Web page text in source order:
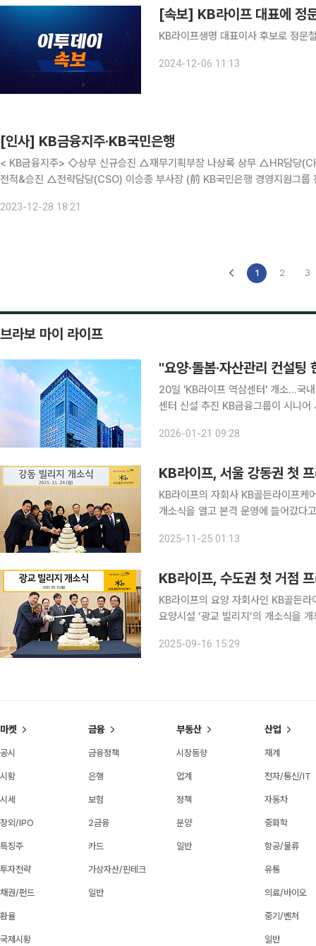
[속보] KB라이프 대표에 정
KB라이프생명 대표이사 후보로 정문
2024-12-06 11:13
[인사] KB금융지주·KB국민은행
< KB금융지주> ◇상무 신규승진 △재무기획부장 나상록 상무 △HR담당(CHO)
전적&승진 △전략담당(CSO) 이승종 부사장 (前 KB국민은행 경영지원그
2023-12-28 18:21
1 2 3
브라보 마이 라이프
20일 'KB라이프 역삼센터' 개소…국내
센터 신설 추진 KB금융그룹이 시니어 서비스를 통합적으로 제공하는 공간을 신설했다. 21일 KB금
고, 생활의 편의를 높이는 기술과 전
2026-01-21 09:28
KB라이프, 서울 강동권 첫
KB라이프의 자회사 KB골든라이프케
개소식을 열고 본격 운영에 들어갔다고 24일 밝혔다. 이번 개소로 KB
입지적 장점을 바탕으로, 어르신들이
2025-11-25 01:13
KB라이프, 수도권 첫 거점
KB라이프의 요양 자회사인 KB골든
요양시설 ‘광교 빌리지’의 개소식을 개최
설이다. 위례·서초·은평에 이은 네 번
2025-09-16 15:29
마켓
공시
시황
시세
장외/IPO
특징주
투자전략
채권/펀드
환율
국제시황
금융
금융정책
은행
보험
2금융
카드
가상자산/핀테크
일반
부동산
시장동향
업계
정책
분양
일반
산업
재계
전자/통신/IT
자동차
중화학
항공/물류
유통
의료/바이오
중기/벤처
일반